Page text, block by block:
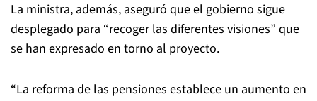
La ministra, además, aseguró que el gobierno sigue
desplegado para “recoger las diferentes visiones” que
se han expresado en torno al proyecto.
“La reforma de las pensiones establece un aumento en